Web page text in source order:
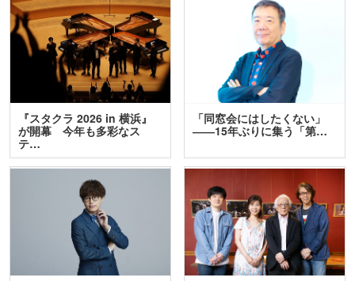
『スタクラ 2026 in 横浜』
が開幕 今年も多彩なス
テ…
「同窓会にはしたくない」
――15年ぶりに集う「第…